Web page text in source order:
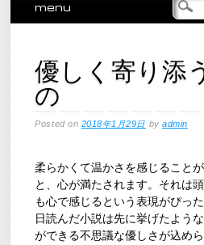
menu
優しく寄り添
の
Posted on 2018年1月29日 byadmin
柔らかくて温かさを感じること
と、心が満たされます。それは
も心で感じるという表現がぴっ
日読んだ小説は先に挙げたよう
ができる不思議な優しさが込め